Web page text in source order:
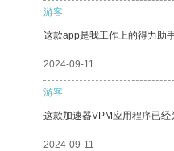
游客
这款app是我工作上的得力助
2024-09-11
游客
这款加速器VPM应用程序已经
2024-09-11